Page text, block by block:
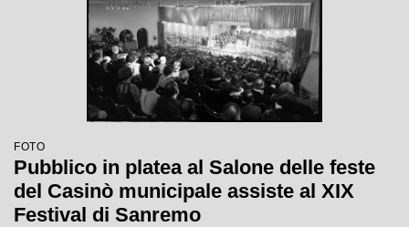
FOTO
Pubblico in platea al Salone delle feste
del Casinò municipale assiste al XIX
Festival di Sanremo